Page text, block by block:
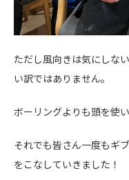
ただし風向きは気にしな
い訳ではありません。
ボーリングよりも頭を使
それでも皆さん一度もギ
をこなしていきました！